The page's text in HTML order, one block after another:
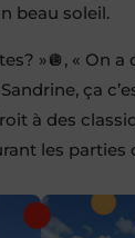
beau soleil.
»🪩, « On a
ça
à des
les parties